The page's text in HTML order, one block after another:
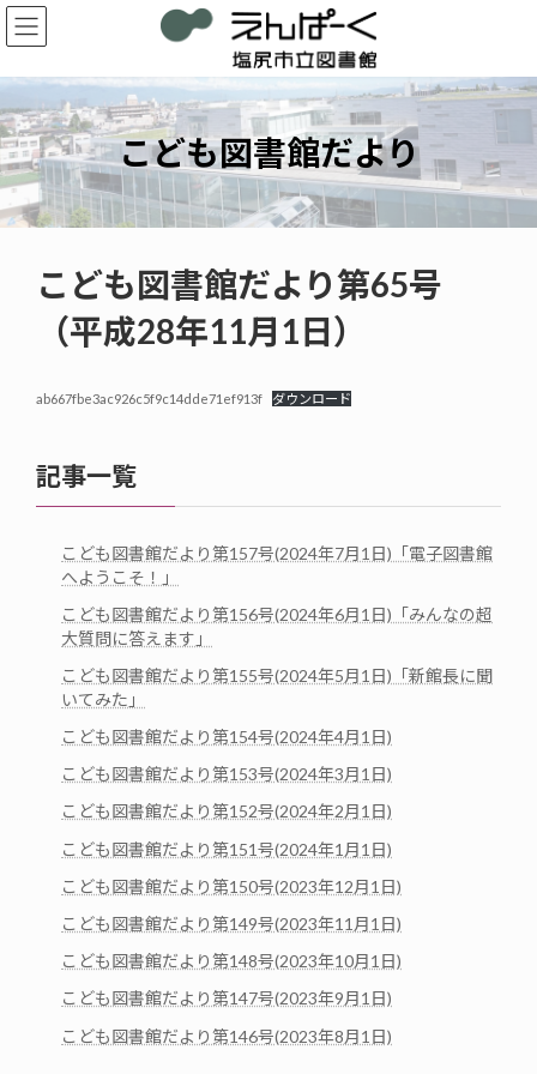
コ
ン
ン
ツ
へ
ス
キ
ッ
プ
ナ
ビ
ー
シ
ョ
ン
に
移
動
こども図書館だより
こども図書館だより第65号
（平成28年11月1日）
ab667fbe3ac926c5f9c14dde71ef913f ダウンロード
記事一覧
こども図書館だより第157号(2024年7月1日)「電子図書館
へようこそ！」
こども図書館だより第156号(2024年6月1日)「みんなの超
大質問に答えます」
こども図書館だより第155号(2024年5月1日)「新館長に聞
いてみた」
こども図書館だより第154号(2024年4月1日)
こども図書館だより第153号(2024年3月1日)
こども図書館だより第152号(2024年2月1日)
こども図書館だより第151号(2024年1月1日)
こども図書館だより第150号(2023年12月1日)
こども図書館だより第149号(2023年11月1日)
こども図書館だより第148号(2023年10月1日)
こども図書館だより第147号(2023年9月1日)
こども図書館だより第146号(2023年8月1日)